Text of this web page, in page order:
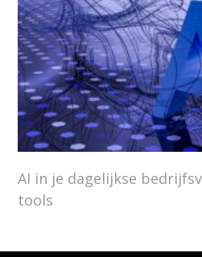
AI in je dagelijkse
tools